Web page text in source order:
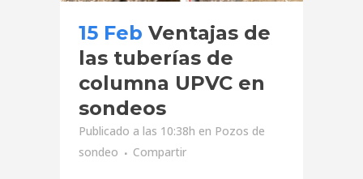
15 Feb Ventajas de
las tuberías de
columna UPVC en
sondeos
Publicado a las 10:38h en Pozos de
sondeo
Compartir